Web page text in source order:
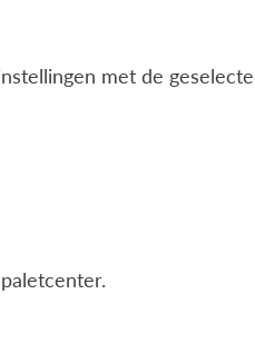
met de